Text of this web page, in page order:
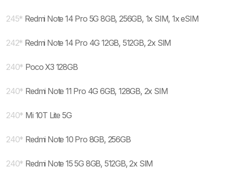
245* Redmi Note 14 Pro 5G 8GB, 256GB, 1x SIM, 1x eSIM
242* Redmi Note 14 Pro 4G 12GB, 512GB, 2x SIM
240* Poco X3 128GB
240* Redmi Note 11 Pro 4G 6GB, 128GB, 2x SIM
240* Mi 10T Lite 5G
240* Redmi Note 10 Pro 8GB, 256GB
240* Redmi Note 15 5G 8GB, 512GB, 2x SIM